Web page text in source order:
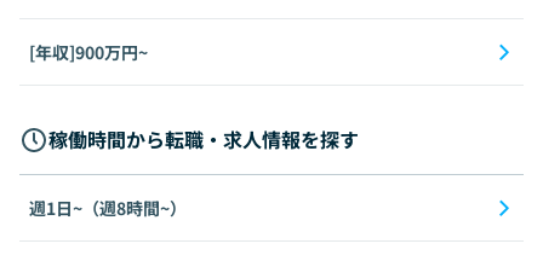
[年収]900万円~
稼働時間から転職・求人情報を探す
週1日~（週8時間~）